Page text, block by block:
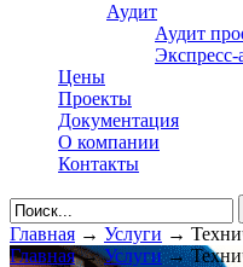
Аудит
Аудит
Экспресс-
Цены
Проекты
Документация
О компании
Контакты
Главная → Услуги →
Главная→Услуги→